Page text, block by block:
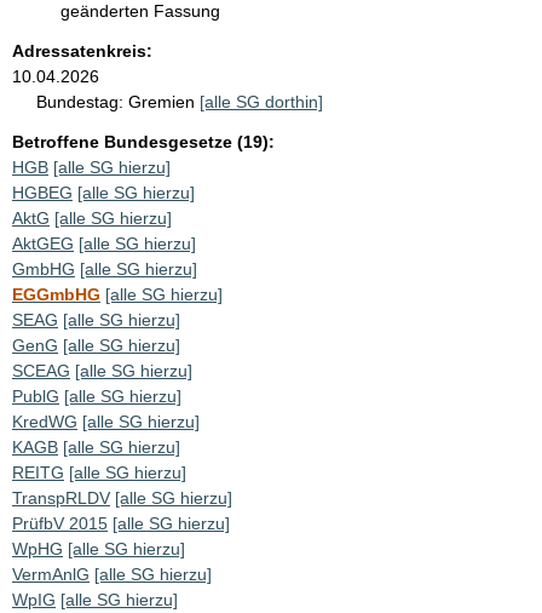
geänderten Fassung
Adressatenkreis:
10.04.2026
Bundestag: Gremien [alle SG dorthin]
Betroffene Bundesgesetze (19):
HGB [alle SG hierzu]
HGBEG [alle SG hierzu]
AktG [alle SG hierzu]
AktGEG [alle SG hierzu]
GmbHG [alle SG hierzu]
EGGmbHG [alle SG hierzu]
SEAG [alle SG hierzu]
GenG [alle SG hierzu]
SCEAG [alle SG hierzu]
PublG [alle SG hierzu]
KredWG [alle SG hierzu]
KAGB [alle SG hierzu]
REITG [alle SG hierzu]
TranspRLDV [alle SG hierzu]
PrüfbV 2015 [alle SG hierzu]
WpHG [alle SG hierzu]
VermAnlG [alle SG hierzu]
WpIG [alle SG hierzu]